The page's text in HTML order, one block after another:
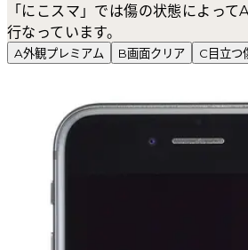
「にこスマ」では傷の状態によって
行なっています。
A外観プレミアム B画面クリア C 目立つ